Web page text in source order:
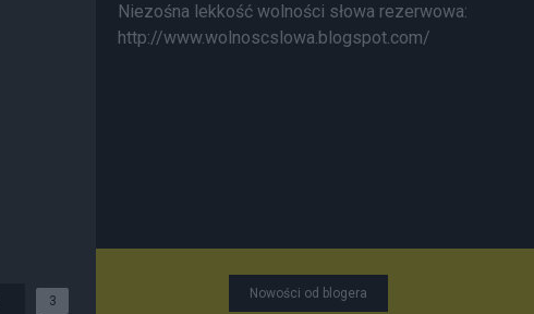
3
Niezośna lekkość wolności słowa rezerwowa:
http://www.wolnoscslowa.blogspot.com/
Nowości od blogera